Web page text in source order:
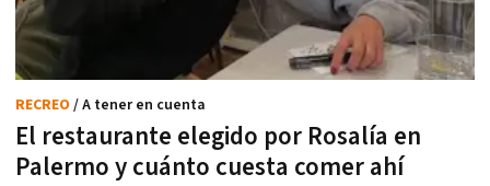
El restaurante elegido por Rosalía en
Palermo y cuánto cuesta comer ahí
RECREO / A tener en cuenta